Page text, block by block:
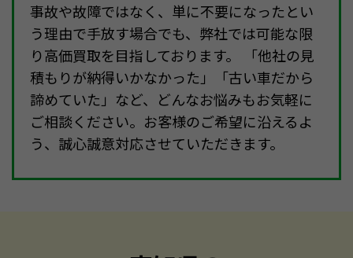
事故や故障ではなく、単に不要になったとい
う理由で手放す場合でも、弊社では可能な限
り高価買取を目指しております。 「他社の見
積もりが納得いかなかった」「古い車だから
諦めていた」など、どんなお悩みもお気軽に
ご相談ください。お客様のご希望に沿えるよ
う、誠心誠意対応させていただきます。